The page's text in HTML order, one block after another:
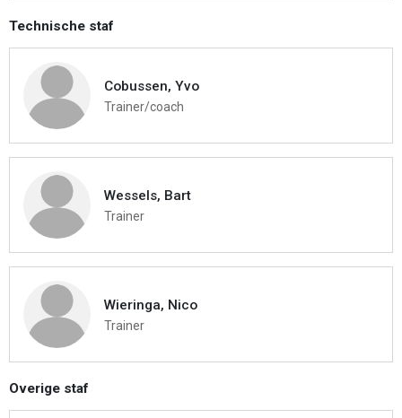
Technische staf
Cobussen, Yvo
Trainer/coach
Wessels, Bart
Trainer
Wieringa, Nico
Trainer
Overige staf